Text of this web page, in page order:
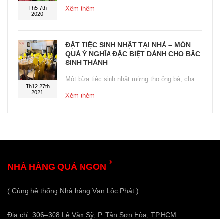
Th5 7th
2020
Xêm thêm
Th12 27th
2021
ĐẶT TIỆC SINH NHẬT TẠI NHÀ – MÓN
QUÀ Ý NGHĨA ĐẶC BIỆT DÀNH CHO BẬC
SINH THÀNH
Một bữa tiệc sinh nhật mừng thọ ông bà, cha...
Xêm thêm
NHÀ HÀNG QUÁ NGON ®
( Cùng hệ thống Nhà hàng Vạn Lộc Phát )
Địa chỉ: 306–308 Lê Văn Sỹ, P. Tân Sơn Hòa, TP.HCM